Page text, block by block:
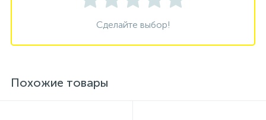
Сделайте выбор!
Похожие товары